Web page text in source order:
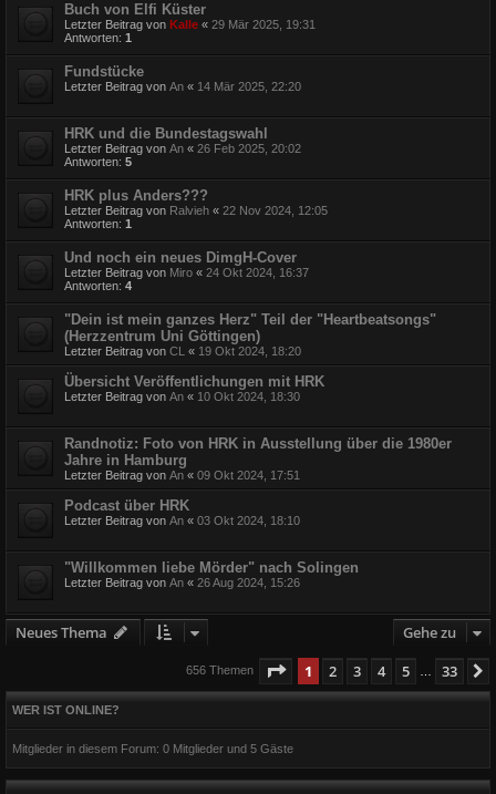
Buch von Elfi Küster
Letzter Beitrag von Kalle « 29 Mär 2025, 19:31
Antworten: 1
Fundstücke
Letzter Beitrag von An « 14 Mär 2025, 22:20
HRK und die Bundestagswahl
Letzter Beitrag von An « 26 Feb 2025, 20:02
Antworten: 5
HRK plus Anders???
Letzter Beitrag von Ralvieh « 22 Nov 2024, 12:05
Antworten: 1
Und noch ein neues DimgH-Cover
Letzter Beitrag von Miro « 24 Okt 2024, 16:37
Antworten: 4
"Dein ist mein ganzes Herz" Teil der "Heartbeatsongs"
(Herzzentrum Uni Göttingen)
Letzter Beitrag von CL « 19 Okt 2024, 18:20
Übersicht Veröffentlichungen mit HRK
Letzter Beitrag von An « 10 Okt 2024, 18:30
Randnotiz: Foto von HRK in Ausstellung über die 1980er
Jahre in Hamburg
Letzter Beitrag von An « 09 Okt 2024, 17:51
Podcast über HRK
Letzter Beitrag von An « 03 Okt 2024, 18:10
"Willkommen liebe Mörder" nach Solingen
Letzter Beitrag von An « 26 Aug 2024, 15:26
Neues Thema Gehe zu
656 Themen Seite 1von 33
1 2 3 4 5 33
WER IST ONLINE?
Mitglieder in diesem Forum: 0 Mitglieder und 5 Gäste